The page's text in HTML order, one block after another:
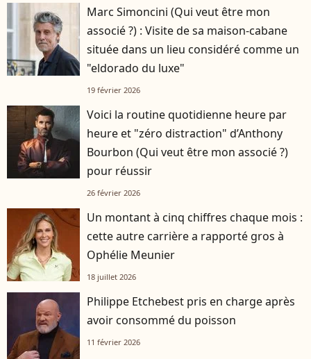
Marc Simoncini (Qui veut être mon
associé ?) : Visite de sa maison-cabane
située dans un lieu considéré comme un
"eldorado du luxe"
19 février 2026
Voici la routine quotidienne heure par
heure et "zéro distraction" d’Anthony
Bourbon (Qui veut être mon associé ?)
pour réussir
26 février 2026
Un montant à cinq chiffres chaque mois :
cette autre carrière a rapporté gros à
Ophélie Meunier
18 juillet 2026
Philippe Etchebest pris en charge après
avoir consommé du poisson
11 février 2026